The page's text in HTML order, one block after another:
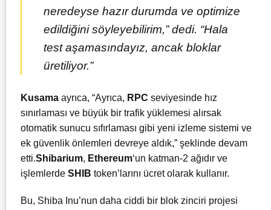
neredeyse hazır durumda ve optimize
edildiğini söyleyebilirim,” dedi. “Hala
test aşamasındayız, ancak bloklar
üretiliyor.”
Kusama ayrıca, “Ayrıca, RPC seviyesinde hız
sınırlaması ve büyük bir trafik yüklemesi alırsak
otomatik sunucu sıfırlaması gibi yeni izleme sistemi ve
ek güvenlik önlemleri devreye aldık,” şeklinde devam
etti.Shibarium, Ethereum‘un katman-2 ağıdır ve
işlemlerde SHIB token’larını ücret olarak kullanır.
Bu, Shiba Inu’nun daha ciddi bir blok zinciri projesi